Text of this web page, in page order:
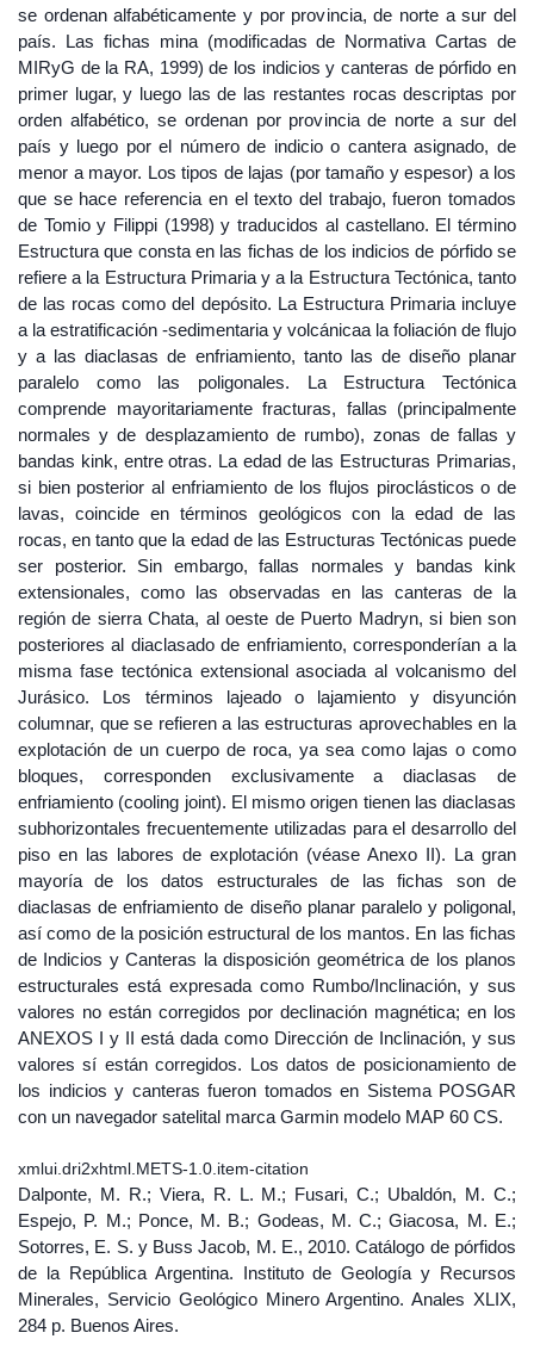
se ordenan alfabéticamente y por provincia, de norte a sur del
país. Las fichas mina (modificadas de Normativa Cartas de
MIRyG de la RA, 1999) de los indicios y canteras de pórfido en
primer lugar, y luego las de las restantes rocas descriptas por
orden alfabético, se ordenan por provincia de norte a sur del
país y luego por el número de indicio o cantera asignado, de
menor a mayor. Los tipos de lajas (por tamaño y espesor) a los
que se hace referencia en el texto del trabajo, fueron tomados
de Tomio y Filippi (1998) y traducidos al castellano. El término
Estructura que consta en las fichas de los indicios de pórfido se
refiere a la Estructura Primaria y a la Estructura Tectónica, tanto
de las rocas como del depósito. La Estructura Primaria incluye
a la estratificación -sedimentaria y volcánicaa la foliación de flujo
y a las diaclasas de enfriamiento, tanto las de diseño planar
paralelo como las poligonales. La Estructura Tectónica
comprende mayoritariamente fracturas, fallas (principalmente
normales y de desplazamiento de rumbo), zonas de fallas y
bandas kink, entre otras. La edad de las Estructuras Primarias,
si bien posterior al enfriamiento de los flujos piroclásticos o de
lavas, coincide en términos geológicos con la edad de las
rocas, en tanto que la edad de las Estructuras Tectónicas puede
ser posterior. Sin embargo, fallas normales y bandas kink
extensionales, como las observadas en las canteras de la
región de sierra Chata, al oeste de Puerto Madryn, si bien son
posteriores al diaclasado de enfriamiento, corresponderían a la
misma fase tectónica extensional asociada al volcanismo del
Jurásico. Los términos lajeado o lajamiento y disyunción
columnar, que se refieren a las estructuras aprovechables en la
explotación de un cuerpo de roca, ya sea como lajas o como
bloques, corresponden exclusivamente a diaclasas de
enfriamiento (cooling joint). El mismo origen tienen las diaclasas
subhorizontales frecuentemente utilizadas para el desarrollo del
piso en las labores de explotación (véase Anexo II). La gran
mayoría de los datos estructurales de las fichas son de
diaclasas de enfriamiento de diseño planar paralelo y poligonal,
así como de la posición estructural de los mantos. En las fichas
de Indicios y Canteras la disposición geométrica de los planos
estructurales está expresada como Rumbo/Inclinación, y sus
valores no están corregidos por declinación magnética; en los
ANEXOS I y II está dada como Dirección de Inclinación, y sus
valores sí están corregidos. Los datos de posicionamiento de
los indicios y canteras fueron tomados en Sistema POSGAR
con un navegador satelital marca Garmin modelo MAP 60 CS.
xmlui.dri2xhtml.METS-1.0.item-citation
Dalponte, M. R.; Viera, R. L. M.; Fusari, C.; Ubaldón, M. C.;
Espejo, P. M.; Ponce, M. B.; Godeas, M. C.; Giacosa, M. E.;
Sotorres, E. S. y Buss Jacob, M. E., 2010. Catálogo de pórfidos
de la República Argentina. Instituto de Geología y Recursos
Minerales, Servicio Geológico Minero Argentino. Anales XLIX,
284 p. Buenos Aires.